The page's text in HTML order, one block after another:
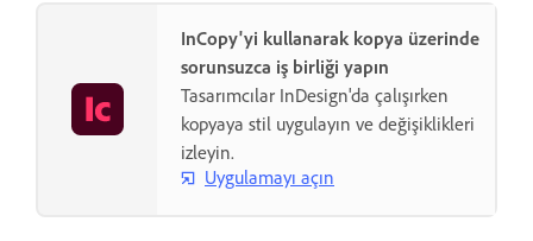
InCopy'yi kullanarak kopya üzerinde
sorunsuzca iş birliği yapın
Tasarımcılar InDesign'da çalışırken
kopyaya stil uygulayın ve değişiklikleri
izleyin.
Uygulamayı açın